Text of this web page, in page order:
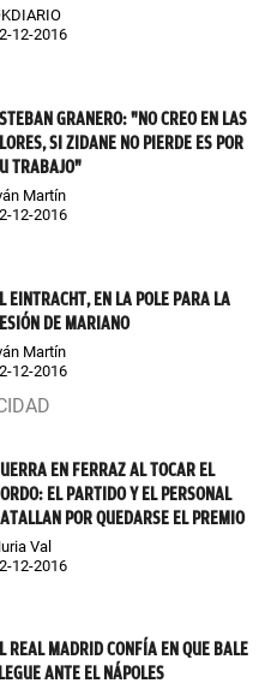
12-2016
GRANERO: "NO CREO EN LAS
SI ZIDANE NO PIERDE ES POR
TRABAJO"
Martín
12-2016
EINTRACHT, EN LA POLE PARA LA
DE MARIANO
Martín
12-2016
EN FERRAZ AL TOCAR EL
EL PARTIDO Y EL PERSONAL
POR QUEDARSE EL PREMIO
Val
12-2016
REAL MADRID CONFÍA EN QUE BALE
ANTE EL NÁPOLES